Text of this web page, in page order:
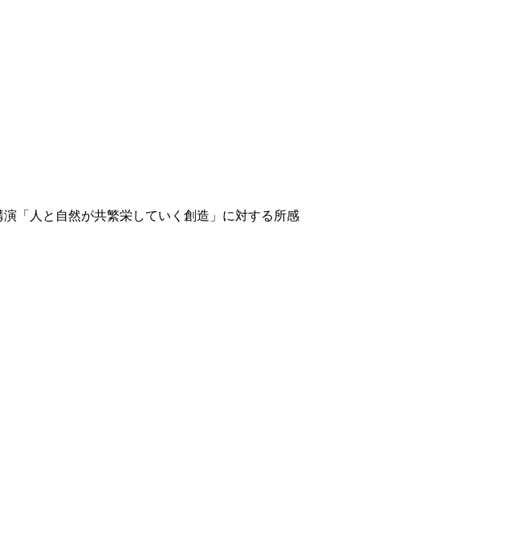
「人と自然が共繁栄していく創造」に対する所感